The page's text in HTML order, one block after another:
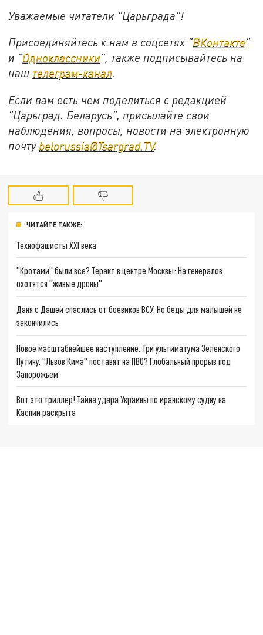
Уважаемые читатели "Царьграда"!
Присоединяйтесь к нам в соцсетях "ВКонтакте"
и "Одноклассники", также подписывайтесь на
наш телеграм-канал.
Если вам есть чем поделиться с редакцией
"Царьград. Беларусь", присылайте свои
наблюдения, вопросы, новости на электронную
почту belorussia@Tsargrad.TV.
ЧИТАЙТЕ ТАКЖЕ:
Технофашисты XXI века
"Кротами" были все? Теракт в центре Москвы: На генералов
охотятся "живые дроны"
Даня с Дашей спаслись от боевиков ВСУ. Но беды для малышей не
закончились
Новое масштабнейшее наступление. Три ультиматума Зеленского
Путину. "Львов Кима" поставят на ПВО? Глобальный прорыв под
Запорожьем
Вот это триллер! Тайна удара Украины по иранскому судну на
Каспии раскрыта